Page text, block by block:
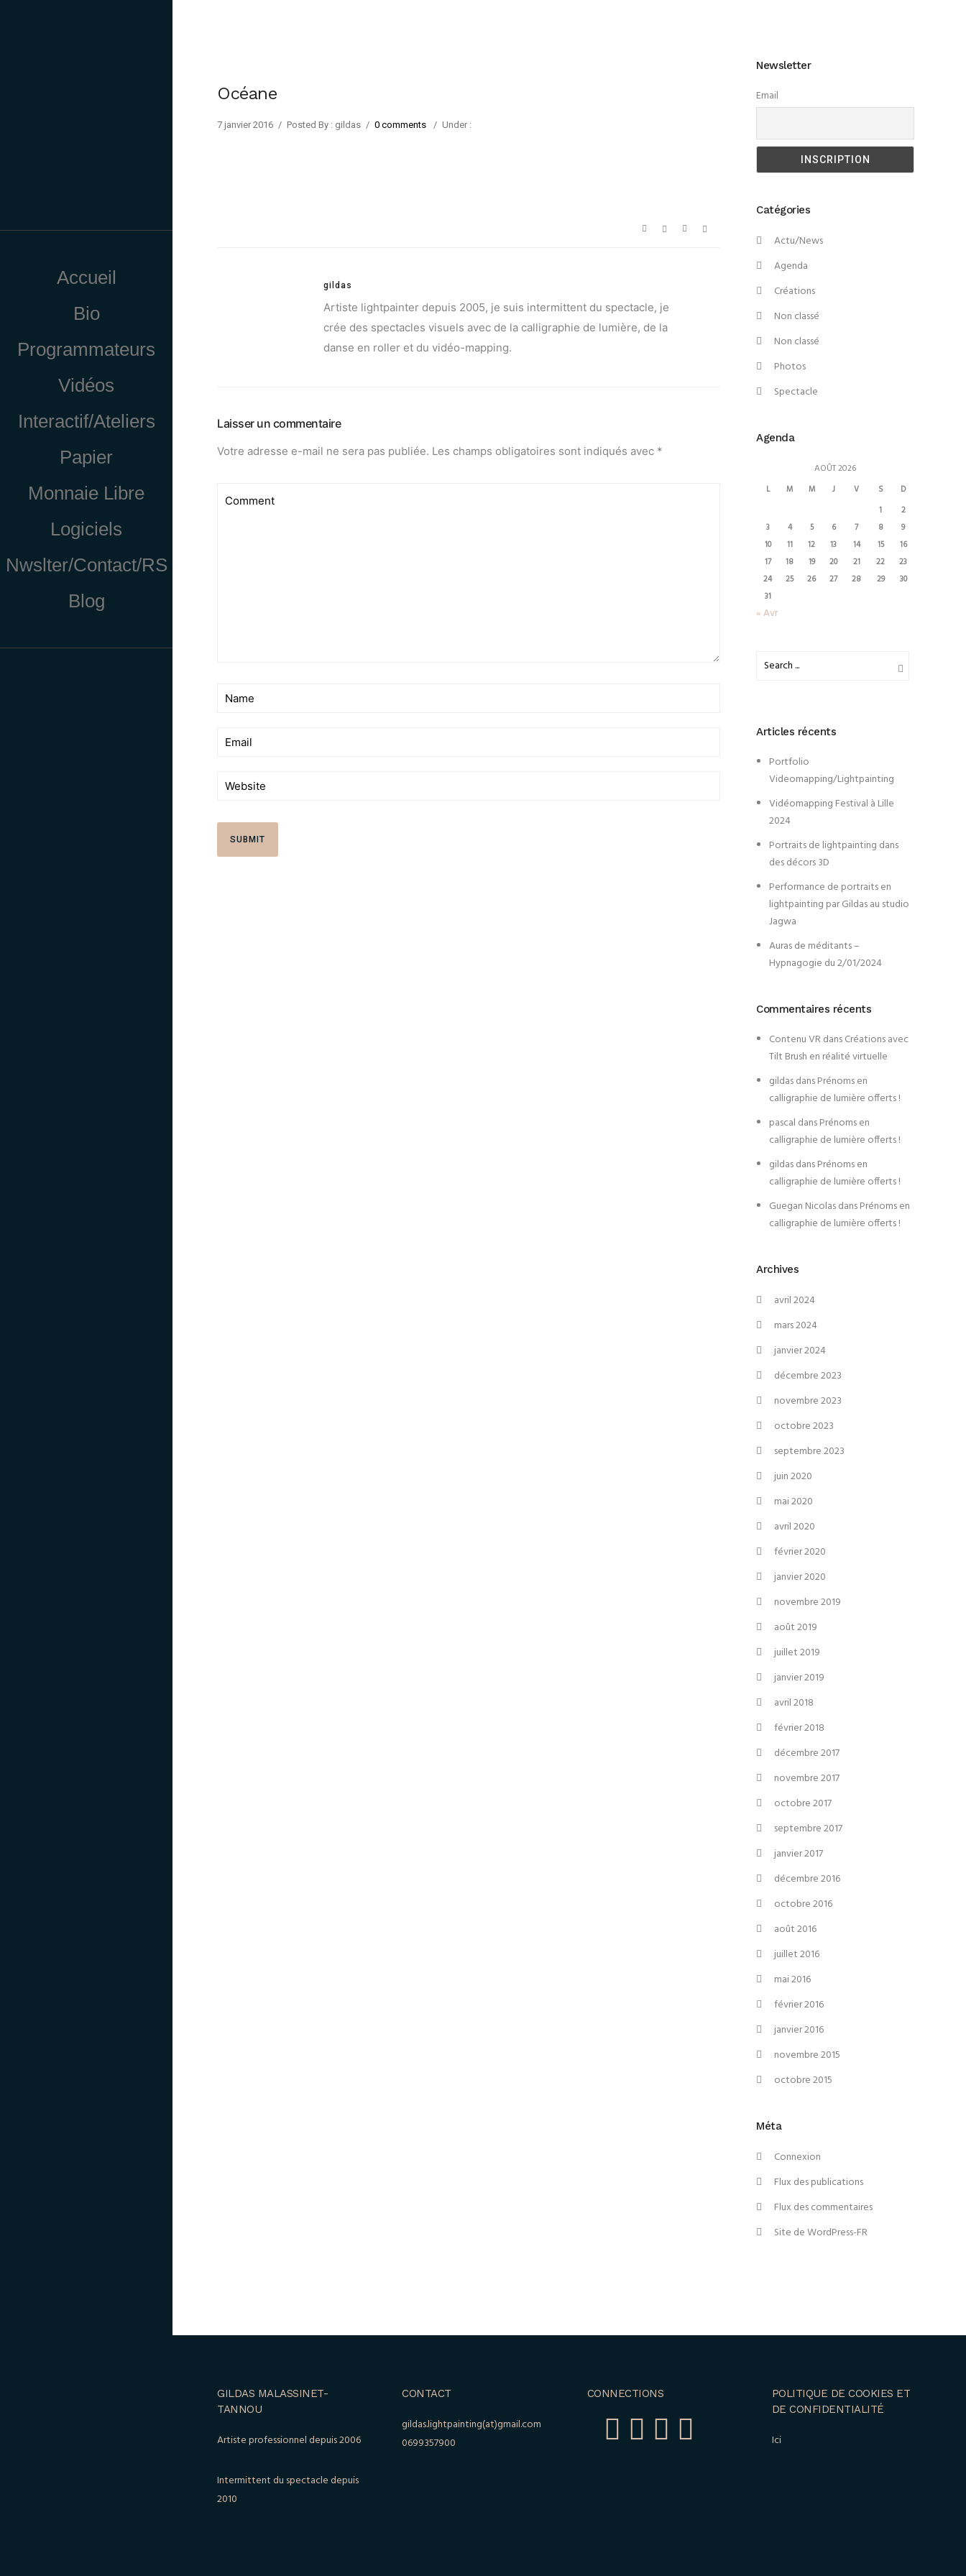
Accueil
Bio
Programmateurs
Vidéos
Interactif/Ateliers
Papier
Monnaie Libre
Logiciels
Nwslter/Contact/RS
Blog
Océane
7 janvier 2016 / Posted By : gildas / 0 comments / Under :
gildas
Artiste lightpainter depuis 2005, je suis intermittent du spectacle, je
crée des spectacles visuels avec de la calligraphie de lumière, de la
danse en roller et du vidéo-mapping.
Laisser un commentaire
Votre adresse e-mail ne sera pas publiée. Les champs obligatoires sont indiqués avec *
Newsletter
Email
Catégories
Actu/News
Agenda
Créations
Non classé
Non classé
Photos
Spectacle
Agenda
AOÛT 2026
L M M J V S
D
1
2
3
4 5 6 7 8
9
10
11 12 13 14 15
16
17
18 19 20 21 22
23
24
25 26 27 28 29
30
31
« Avr
Articles récents
Portfolio
Videomapping/Lightpainting
Vidéomapping Festival à Lille
2024
Portraits de lightpainting dans
des décors 3D
Performance de portraits en
lightpainting par Gildas au studio
Jagwa
Auras de méditants –
Hypnagogie du 2/01/2024
Commentaires récents
Contenu VRdansCréations avec
Tilt Brush en réalité virtuelle
gildasdansPrénoms en
calligraphie de lumière offerts !
pascal dansPrénoms en
calligraphie de lumière offerts !
gildasdansPrénoms en
calligraphie de lumière offerts !
Guegan NicolasdansPrénoms en
calligraphie de lumière offerts !
Archives
avril 2024
mars 2024
janvier 2024
décembre 2023
novembre 2023
octobre 2023
septembre 2023
juin 2020
mai 2020
avril 2020
février 2020
janvier 2020
novembre 2019
août 2019
juillet 2019
janvier 2019
avril 2018
février 2018
décembre 2017
novembre 2017
octobre 2017
septembre 2017
janvier 2017
décembre 2016
octobre 2016
août 2016
juillet 2016
mai 2016
février 2016
janvier 2016
novembre 2015
octobre 2015
Méta
Connexion
Flux des publications
Flux des commentaires
Site de WordPress-FR
GILDAS MALASSINET-
TANNOU
Artiste professionnel depuis 2006
Intermittent du spectacle depuis
2010
CONTACT
gildas.lightpainting(at)gmail.com
0699357900
CONNECTIONS
POLITIQUE DE COOKIES ET
DE CONFIDENTIALITÉ
Ici